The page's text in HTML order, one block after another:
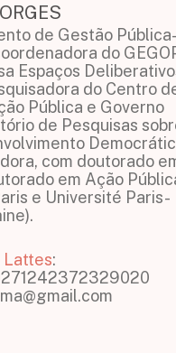
de Gestão Pública-
do
Espaços
do Centro
Pública e Governo
de Pesquisas
com doutorado
em Ação
e Université Paris-
Lattes: